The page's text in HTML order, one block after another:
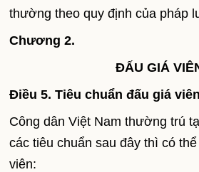
thường theo quy định của pháp
Chương 2.
ĐẤU GIÁ
Điều 5. Tiêu chuẩn đấu giá viên
Công dân Việt Nam thường trú
các tiêu chuẩn sau đây thì có
viên: